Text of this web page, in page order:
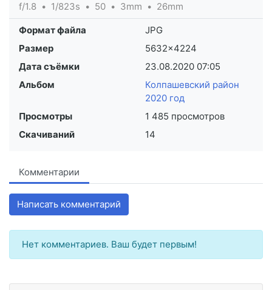
f/1.8
1/823s 50 3mm 26mm
Формат файла
JPG
Размер
5632×4224
Дата съёмки
23.08.2020 07:05
Альбом
Колпашевский район
2020 год
Просмотры
1 485 просмотров
Скачиваний
14
Комментарии
Написать комментарий
Нет комментариев. Ваш будет первым!